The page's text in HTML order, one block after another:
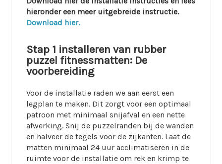
hieronder een meer uitgebreide instructie.
Download hier.
Stap 1 installeren van rubber
puzzel fitnessmatten: De
voorbereiding
Voor de installatie raden we aan eerst een
legplan te maken. Dit zorgt voor een optimaal
patroon met minimaal snijafval en een nette
afwerking. Snij de puzzelranden bij de wanden
en halveer de tegels voor de zijkanten. Laat de
matten minimaal 24 uur acclimatiseren in de
ruimte voor de installatie om rek en krimp te